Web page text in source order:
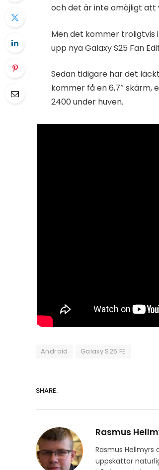
och det är inte omöjligt att
Men det kommer troligtvis
upp nya Galaxy S25 Fan
Sedan tidigare har det
kommer få en 6,7″ skärm,
2400 under huven.
Android Galaxy S25 FE
SHARE.
Rasmus
Rasmus Hellmyrs
uppskattar